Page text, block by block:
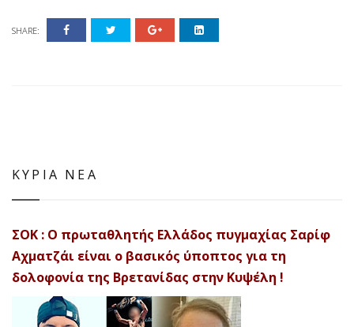
SHARE:
ΚΥΡΙΑ ΝΕΑ
ΣΟΚ : Ο πρωταθλητής Ελλάδος πυγμαχίας Σαρίφ
Αχματζάι είναι ο βασικός ύποπτος για τη
δολοφονία της Βρετανίδας στην Κυψέλη !